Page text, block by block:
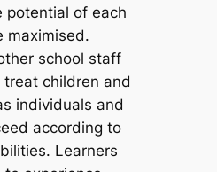
potential of each
maximised.
school staff
children and
individuals and
according to
Learners